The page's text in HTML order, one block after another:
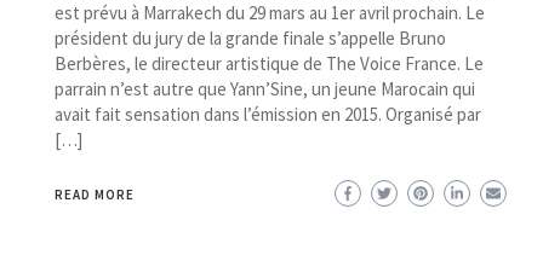
est prévu à Marrakech du 29 mars au 1er avril prochain. Le
président du jury de la grande finale s’appelle Bruno
Berbères, le directeur artistique de The Voice France. Le
parrain n’est autre que Yann’Sine, un jeune Marocain qui
avait fait sensation dans l’émission en 2015. Organisé par
[…]
READ MORE